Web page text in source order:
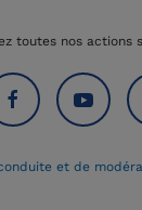
toutes nos actions
et de